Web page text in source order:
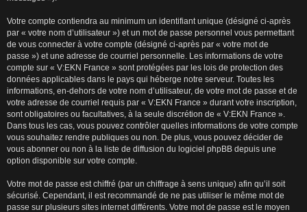
Votre compte contiendra au minimum un identifiant unique (désigné ci-après
par « votre nom d’utilisateur ») et un mot de passe personnel vous permettant
de vous connecter à votre compte (désigné ci-après par « votre mot de
passe ») et une adresse de courriel personnelle. Les informations de votre
compte sur « V:EKN France » sont protégées par les lois de protection des
données applicables dans le pays qui héberge notre serveur. Toutes les
informations, en-dehors de votre nom d’utilisateur, de votre mot de passe et de
votre adresse de courriel requis par « V:EKN France » durant votre inscription,
sont obligatoires ou facultatives, à la seule discrétion de « V:EKN France ».
Dans tous les cas, vous pouvez contrôler quelles informations de votre compte
vous souhaitez rendre publiques ou non. De plus, vous pouvez décider de
vous abonner ou non à la liste de diffusion du logiciel phpBB depuis une
option disponible sur votre compte.
Votre mot de passe est chiffré (par un chiffrage à sens unique) afin qu’il soit
sécurisé. Cependant, il est recommandé de ne pas utiliser le même mot de
passe sur plusieurs sites internet différents. Votre mot de passe est le moyen